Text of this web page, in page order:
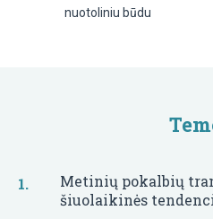
nuotoliniu būdu
Metinių pokalbių
šiuolaikinės